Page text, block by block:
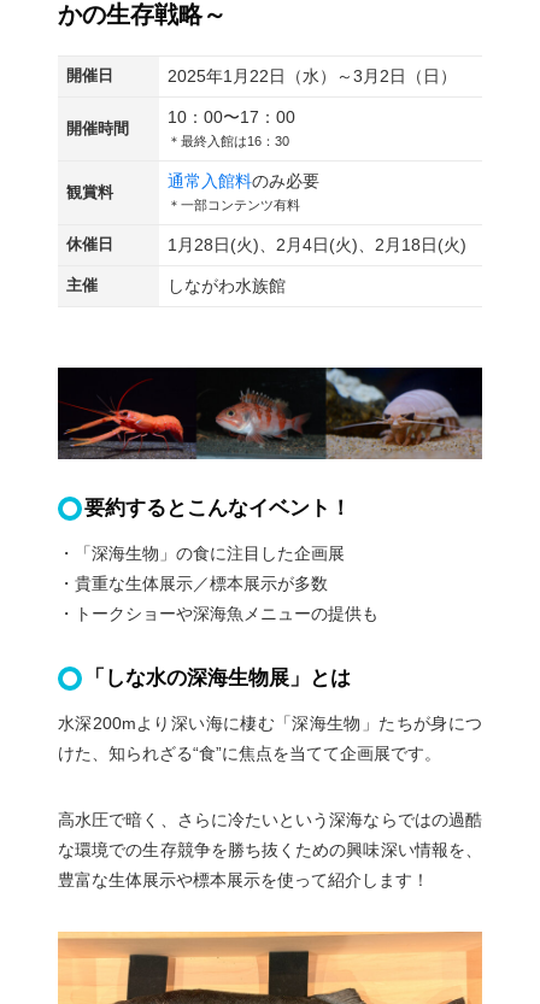
かの生存戦略～
開催日 2025年1月22日（水）～3月2日（日）
開催時間
10：00〜17：00
＊最終入館は16：30
観賞料
通常入館料のみ必要
＊一部コンテンツ有料
休催日 1月28日(火)、2月4日(火)、2月18日(火)
主催 しながわ水族館
要約するとこんなイベント！
・「深海生物」の食に注目した企画展
・貴重な生体展示／標本展示が多数
・トークショーや深海魚メニューの提供も
「しな水の深海生物展」とは
水深200mより深い海に棲む「深海生物」たちが身につ
けた、知られざる“食”に焦点を当てて企画展です。
高水圧で暗く、さらに冷たいという深海ならではの過酷
な環境での生存競争を勝ち抜くための興味深い情報を、
豊富な生体展示や標本展示を使って紹介します！